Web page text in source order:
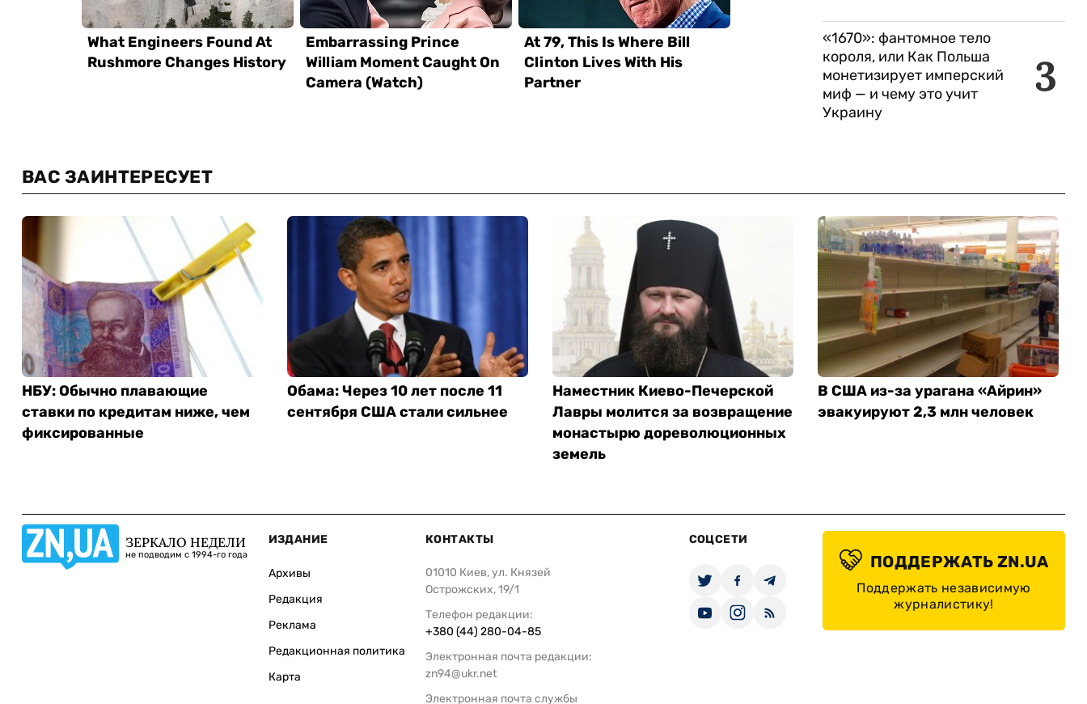
3
«1670»: фантомное тело
короля, или Как Польша
монетизирует имперский
миф — и чему это учит
Украину
ВАС ЗАИНТЕРЕСУЕТ
НБУ: Обычно плавающие
ставки по кредитам ниже, чем
фиксированные
Обама: Через 10 лет после 11
сентября США стали сильнее
Наместник Киево-Печерской
Лавры молится за возвращение
монастырю дореволюционных
земель
В США из-за урагана «Айрин»
эвакуируют 2,3 млн человек
ЗЕРКАЛО НЕДЕЛИ
не подводим с 1994-го года
ИЗДАНИЕ
Архивы
Редакция
Реклама
Редакционная политика
Карта
КОНТАКТЫ
01010 Киев, ул. Князей
Острожских, 19/1
Телефон редакции:
+380 (44) 280-04-85
Электронная почта редакции:
zn94@ukr.net
Электронная почта службы
СОЦСЕТИ
ПОДДЕРЖАТЬ ZN.UA
Поддержать независимую
журналистику!